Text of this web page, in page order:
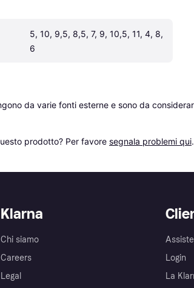
5, 10, 9,5, 8,5, 7, 9, 10,5, 11, 4, 8,
6
da varie fonti esterne e sono da
prodotto? Per favore segnala problemi qui.
Klarna
Chi siamo
Careers
Legal
Login
La